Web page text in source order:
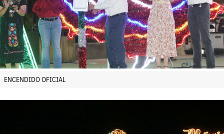
ENCENDIDO OFICIAL